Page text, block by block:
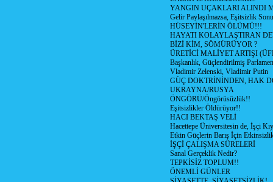
YANGIN UÇAKLARI ALINDI
Gelir Paylaşılmazsa, Eşitsizlik
HÜSEYİN'LERİN ÖLÜMÜ!!!
HAYATI KOLAYLAŞTIRAN
BİZİ KİM, SÖMÜRÜYOR ?
ÜRETİCİ MALİYET ARTIŞI
Başkanlık, Güçlendirilmiş
Vladimir Zelenski, Vladimir Putin
GÜÇ DOKTRİNİNDEN, HAK
UKRAYNA/RUSYA
ÖNGÖRÜ/Öngörüsüzlük!!
Eşitsizlikler Öldürüyor!!
HACI BEKTAŞ VELİ
Hacettepe Üniversitesin de, İşçi
Etkin Güçlerin Barış İçin
İŞÇİ ÇALIŞMA SÜRELERİ
Sanal Gerçeklik Nedir?
TEPKİSİZ TOPLUM!!
ÖNEMLİ GÜNLER